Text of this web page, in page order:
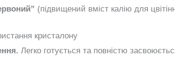
(підвищений вміст калію для
кристалону
Легко готується та повністю